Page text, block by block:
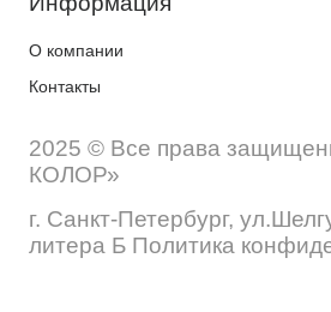
О компании
Контакты
2025 © Все права
КОЛОР»
г. Санкт-Петербург,
литера Б Политика